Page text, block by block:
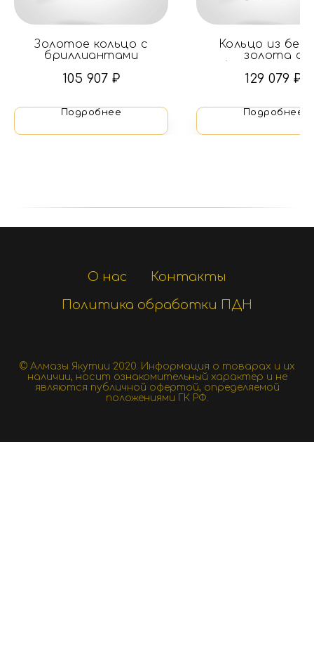
Золотое кольцо с
бриллиантами
105 907 ₽
Подробнее
Кольцо из
золота с
сапфиром
129 079 ₽
Подробнее
О нас
Контакты
Политика обработки ПДН
© Алмазы Якутии 2020. Информация о товарах и их
наличии, носит ознакомительный характер и не
являются публичной офертой, определяемой
положениями ГК РФ.